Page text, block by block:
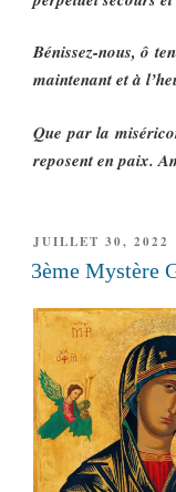
Bénissez-nous, ô
maintenant et à
Que par la
reposent en paix.
PUBLIÉ
LE
JUILLET 30, 2022
3ème Mystère